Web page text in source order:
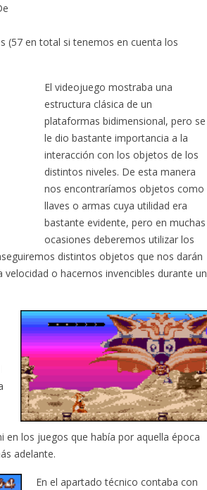
(57 en total si tenemos en cuenta los
El videojuego mostraba una
estructura clásica de un
plataformas bidimensional, pero se
le dio bastante importancia a la
interacción con los objetos de los
distintos niveles. De esta manera
nos encontraríamos objetos como
llaves o armas cuya utilidad era
bastante evidente, pero en muchas
ocasiones deberemos utilizar los
distintos objetos que nos darán
o hacernos invencibles durante un
los juegos que había por aquella época
adelante.
En el apartado técnico contaba con